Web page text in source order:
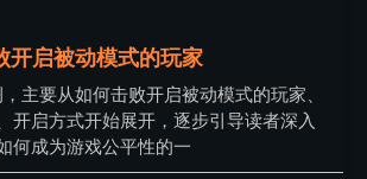
开启被动模式的玩家
主要从如何击败开启被动模式的玩家、
开启方式开始展开，逐步引导读者深入
何成为游戏公平性的一